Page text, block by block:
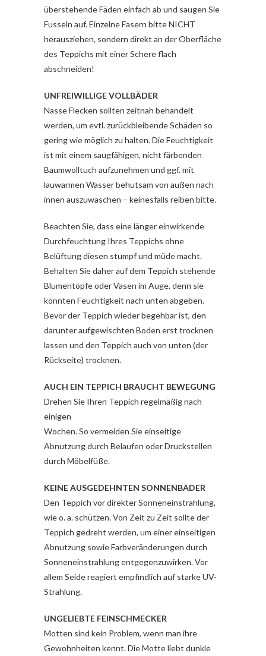
überstehende Fäden einfach ab und saugen Sie
Fusseln auf. Einzelne Fasern bitte NICHT
herausziehen, sondern direkt an der Oberfläche
des Teppichs mit einer Schere flach
abschneiden!
UNFREIWILLIGE VOLLBÄDER
Nasse Flecken sollten zeitnah behandelt
werden, um evtl. zurückbleibende Schäden so
gering wie möglich zu halten. Die Feuchtigkeit
ist mit einem saugfähigen, nicht färbenden
Baumwolltuch aufzunehmen und ggf. mit
lauwarmen Wasser behutsam von außen nach
innen auszuwaschen – keinesfalls reiben bitte.
Beachten Sie, dass eine länger einwirkende
Durchfeuchtung Ihres Teppichs ohne
Belüftung diesen stumpf und müde macht.
Behalten Sie daher auf dem Teppich stehende
Blumentöpfe oder Vasen im Auge, denn sie
könnten Feuchtigkeit nach unten abgeben.
Bevor der Teppich wieder begehbar ist, den
darunter aufgewischten Boden erst trocknen
lassen und den Teppich auch von unten (der
Rückseite) trocknen.
AUCH EIN TEPPICH BRAUCHT BEWEGUNG
Drehen Sie Ihren Teppich regelmäßig nach
einigen
Wochen. So vermeiden Sie einseitige
Abnutzung durch Belaufen oder Druckstellen
durch Möbelfüße.
KEINE AUSGEDEHNTEN SONNENBÄDER
Den Teppich vor direkter Sonneneinstrahlung,
wie o. a. schützen. Von Zeit zu Zeit sollte der
Teppich gedreht werden, um einer einseitigen
Abnutzung sowie Farbveränderungen durch
Sonneneinstrahlung entgegenzuwirken. Vor
allem Seide reagiert empfindlich auf starke UV-
Strahlung.
UNGELIEBTE FEINSCHMECKER
Motten sind kein Problem, wenn man ihre
Gewohnheiten kennt. Die Motte liebt dunkle